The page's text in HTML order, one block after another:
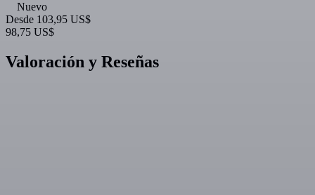
Nuevo
Desde 103,95 US$
98,75 US$
Valoración y Reseñas